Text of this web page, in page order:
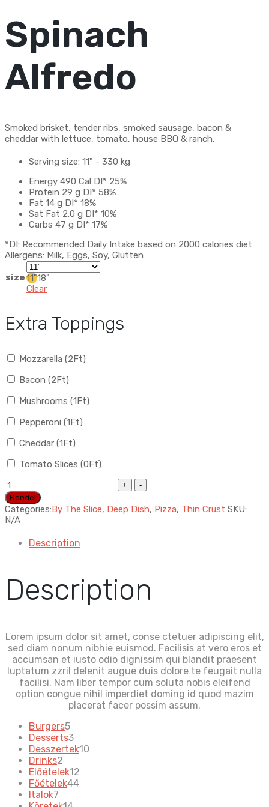
Spinach
Alfredo
Smoked brisket, tender ribs, smoked sausage, bacon &
cheddar with lettuce, tomato, house BBQ & ranch.
Serving size: 11" - 330 kg
Energy 490 Cal DI* 25%
Protein 29 g DI* 58%
Fat 14 g DI* 18%
Sat Fat 2.0 g DI* 10%
Carbs 47 g DI* 17%
*DI: Recommended Daily Intake based on 2000 calories diet
Allergens: Milk, Eggs, Soy, Glutten
size11"18"
Clear
Extra Toppings
Mozzarella (2Ft)
Bacon (2Ft)
Mushrooms (1Ft)
Pepperoni (1Ft)
Cheddar (1Ft)
Tomato Slices (0Ft)
Spinach
Alfredo
quantity
Rendel
Categories:By The Slice, Deep Dish, Pizza, Thin Crust SKU:
N/A
Description
Description
Lorem ipsum dolor sit amet, conse ctetuer adipiscing elit,
sed diam nonum nibhie euismod. Facilisis at vero eros et
accumsan et iusto odio dignissim qui blandit praesent
luptatum zzril delenit augue duis dolore te feugait nulla
facilisi. Nam liber tempor cum soluta nobis eleifend
option congue nihil imperdiet doming id quod mazim
placerat facer possim assum.
Burgers55
products
Desserts33
products
Desszertek10
Drinks2
products
Előételek12
Főételek4444
Italok7